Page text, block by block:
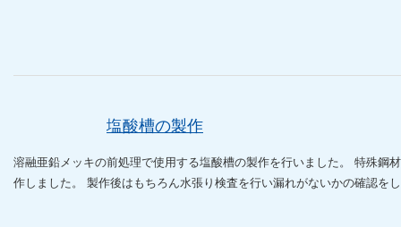
塩酸槽の製作
溶融亜鉛メッキの前処理で使用する塩酸槽の製作を行いました。 特殊
作しました。 製作後はもちろん水張り検査を行い漏れがないかの確認を